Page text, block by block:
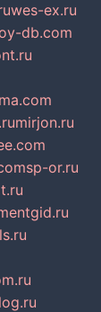
wes-ex.ru
db.com
mirjon.ru
sp-or.ru